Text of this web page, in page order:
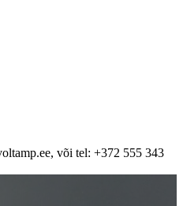
või tel: +372 555 343